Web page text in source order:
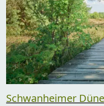
Schwanheimer